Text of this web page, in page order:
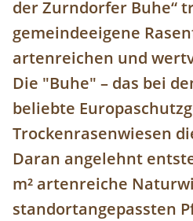
der Zurndorfer Buhe“
gemeindeeigene
artenreichen und
Die "Buhe" – das bei
beliebte
Trockenrasenwiesen
Daran angelehnt
m² artenreiche
standortangepassten